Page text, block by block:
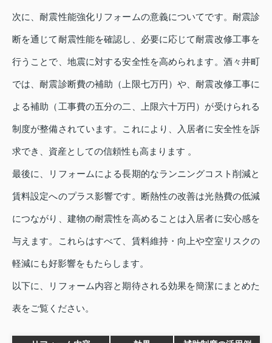
次に、耐震性能強化リフォームの意義についてです。耐震診
断を通じて耐震性能を確認し、必要に応じて耐震改修工事を
行うことで、地震に対する安全性を高められます。酒々井町
では、耐震診断費の補助（上限七万円）や、耐震改修工事に
よる補助（工事費の五分の二、上限六十万円）が受けられる
制度が整備されています。これにより、入居者に安全性を訴
求でき、資産としての信頼性も高まります 。
最後に、リフォームによる長期的なランニングコスト削減と
賃料設定へのプラス影響です。断熱性の改善は光熱費の低減
につながり、建物の耐震性を高めることは入居者に安心感を
与えます。これらはすべて、賃料維持・向上や空室リスクの
軽減にも好影響をもたらします。
以下に、リフォーム内容と期待される効果を簡潔にまとめた
表をご覧ください。